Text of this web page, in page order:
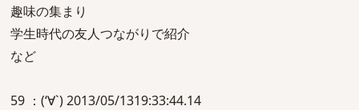
趣味の集まり
学生時代の友人つながりで紹介
など
59 ：(‘∀`) 2013/05/1319:33:44.14